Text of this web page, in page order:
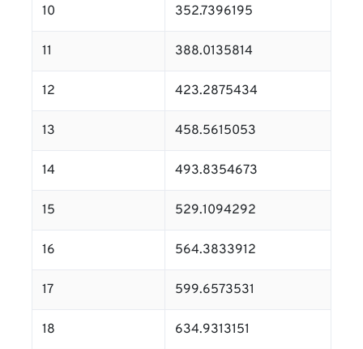
10 352.7396195
11 388.0135814
12 423.2875434
13 458.5615053
14 493.8354673
15 529.1094292
16 564.3833912
17 599.6573531
18 634.9313151